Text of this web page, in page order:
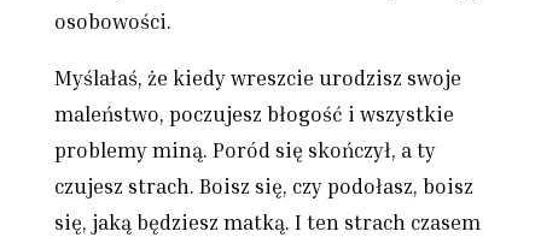
osobowości.
Myślałaś, że kiedy wreszcie urodzisz swoje
maleństwo, poczujesz błogość i wszystkie
problemy miną. Poród się skończył, a ty
czujesz strach. Boisz się, czy podołasz, boisz
się, jaką będziesz matką. I ten strach czasem